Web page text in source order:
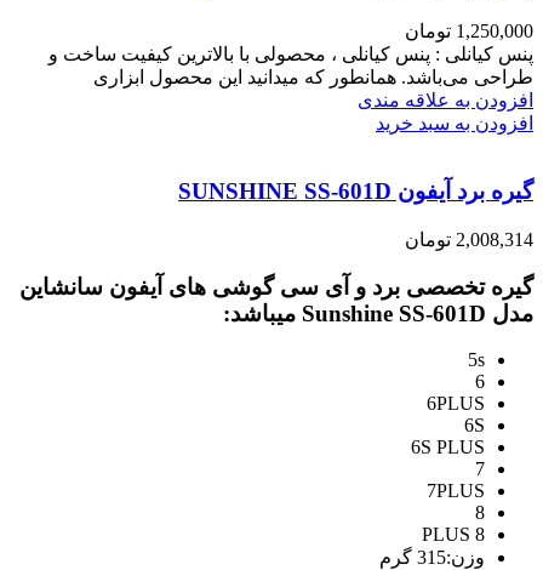
1,250,000 تومان
پنس کیانلی : پنس کیانلی ، محصولی با بالاترین کیفیت ساخت و
طراحی می‌باشد. همانطور که میدانید این محصول ابزاری
افزودن به علاقه مندی
افزودن به سبد خرید
گیره برد آیفون SUNSHINE SS-601D
2,008,314 تومان
گیره تخصصی برد و آی سی گوشی های آیفون سانشاین
مدل Sunshine SS-601D میباشد:
5s
6
6PLUS
6S
6S PLUS
7
7PLUS
8
8 PLUS
وزن:315 گرم